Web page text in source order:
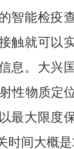
智能检疫
触就可以
息。大兴
性物质定
最大限度
时间大概是